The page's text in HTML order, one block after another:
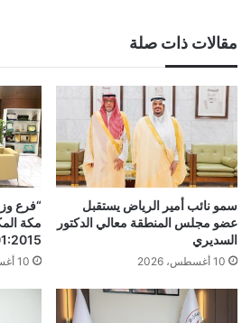
مقالات ذات صلة
سمو نائب أمير الرياض يستقبل
عضو مجلس المنطقة معالي الدكتور
السديري
10 أغسطس، 2026
“فرع
مكة
“
10 أغسطس، 2026